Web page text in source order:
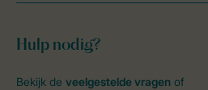
Hulp nodig?
Bekijk de veelgestelde vragen of